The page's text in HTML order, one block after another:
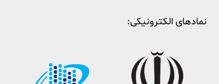
نمادهای الکترونیکی: